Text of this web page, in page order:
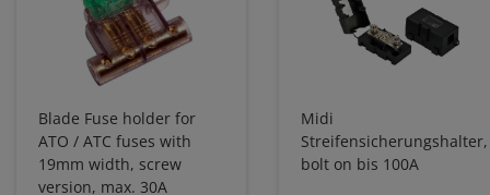
Blade Fuse holder for
ATO / ATC fuses with
19mm width, screw
version, max. 30A
Midi
Streifensicherungshalter,
bolt on bis 100A